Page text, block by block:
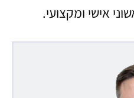
אישי ומקצועי.